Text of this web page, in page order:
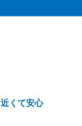
近くて安心